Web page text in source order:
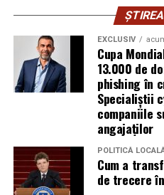
antreprenori care vor să ia
ei cu adevărat. Alege să fie
câștigă credibilitate prin
Mihaela Antocheactivează
Crede că informația corectă
doar atunci când vine de la
De ce contează
doar activitatea
EXCLUSIV
Cupa
13.000 de
phishing în
Specialiștii
companiile
angajaților
POLITICĂ
Cum a
de trecere